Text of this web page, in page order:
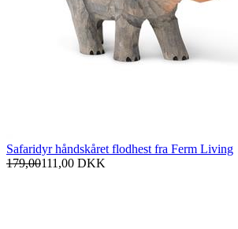
Safaridyr håndskåret flodhest fra Ferm Living
179,00111,00 DKK